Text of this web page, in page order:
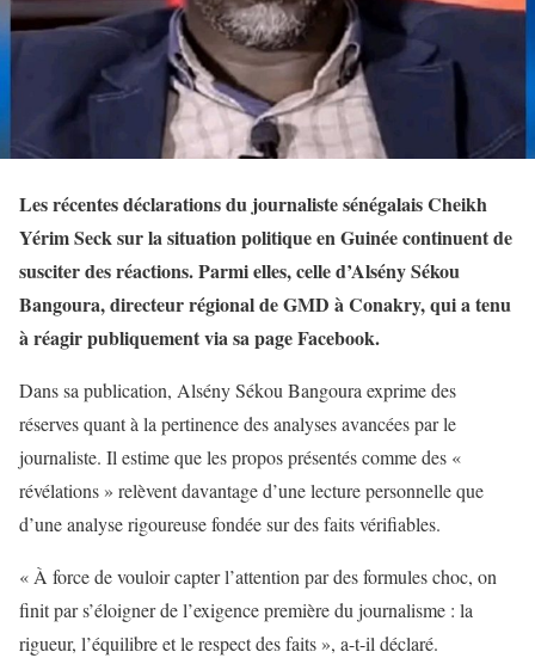
Les récentes déclarations du journaliste sénégalais Cheikh
Yérim Seck sur la situation politique en Guinée continuent de
susciter des réactions. Parmi elles, celle d’Alsény Sékou
Bangoura, directeur régional de GMD à Conakry, qui a tenu
à réagir publiquement via sa page Facebook.
Dans sa publication, Alsény Sékou Bangoura exprime des
réserves quant à la pertinence des analyses avancées par le
journaliste. Il estime que les propos présentés comme des «
révélations » relèvent davantage d’une lecture personnelle que
d’une analyse rigoureuse fondée sur des faits vérifiables.
« À force de vouloir capter l’attention par des formules choc, on
finit par s’éloigner de l’exigence première du journalisme : la
rigueur, l’équilibre et le respect des faits », a-t-il déclaré.